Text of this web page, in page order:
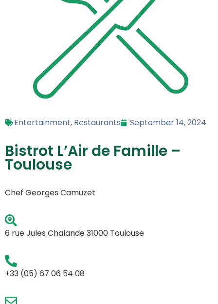
Entertainment, Restaurants September 14, 2024
Bistrot L’Air de Famille –
Toulouse
Chef Georges Camuzet
6 rue Jules Chalande 31000 Toulouse
+33 (05) 67 06 54 08